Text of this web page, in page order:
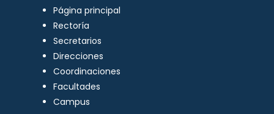
Página principal
Rectoría
Secretarios
Direcciones
Coordinaciones
Facultades
Campus